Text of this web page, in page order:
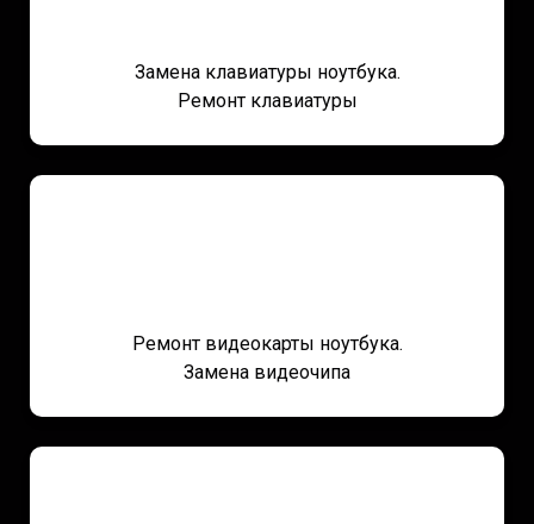
Замена клавиатуры ноутбука.
Ремонт клавиатуры
Ремонт видеокарты ноутбука.
Замена видеочипа